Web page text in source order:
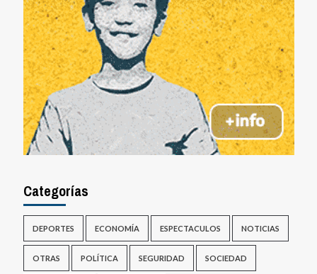
Categorías
DEPORTES ECONOMÍA ESPECTACULOS NOTICIAS
OTRAS POLÍTICA SEGURIDAD SOCIEDAD